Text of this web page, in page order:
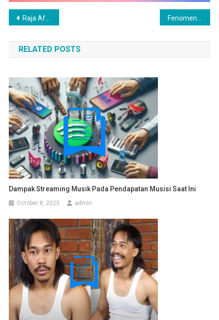
Post
navigation
Raja Afrika Viral karena 15 Istri dan Hidup Mewah
RELATED POSTS
Dampak Streaming Musik Pada Pendapatan Musisi Saat Ini
October 8, 2025 admin